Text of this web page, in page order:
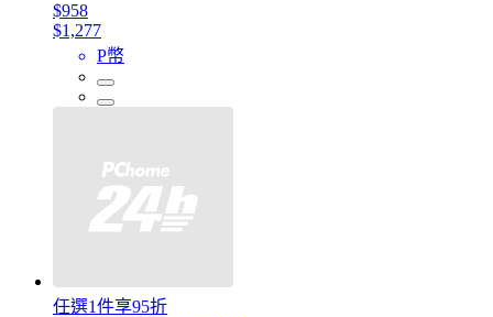
$958
$1,277
P幣
任選1件享95折